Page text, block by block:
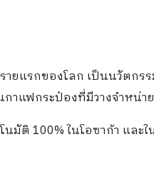
รายแรกของโลก เป็นนวัตก
กาแฟกระป๋องที่มีวางจำหน่
มัติ 100% ในโอซาก้า และ